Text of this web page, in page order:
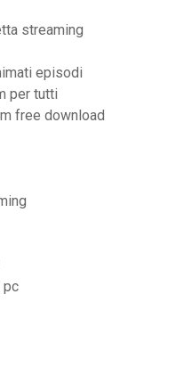
streaming
episodi
per tutti
free download
pc